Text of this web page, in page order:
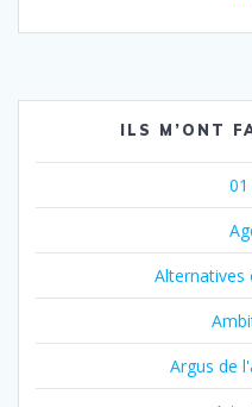
ILS M’ONT
Alternatives
Argus de